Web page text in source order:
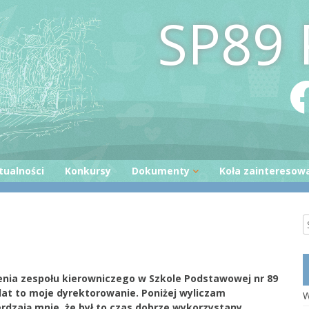
SP89
Konkursy
Dokumenty
Statut
Załącznik nr 2 do SPWP
Wniosek o wydanie opinii o
Koła
Kodowanie
Otwieramy
Bezpieczni w sieci
Mały czytelnik
zespołu kierowniczego w Szkole Podstawowej nr 89
to moje dyrektorowanie. Poniżej wyliczam